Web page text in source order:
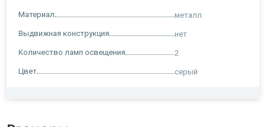
Материал металл
Выдвижная конструкция нет
Количество ламп освещения 2
Цвет серый